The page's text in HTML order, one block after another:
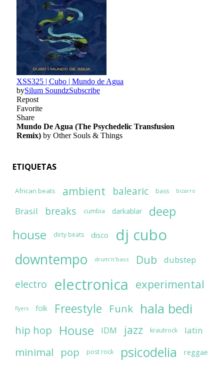
ETIQUETAS
African beats ambient balearic bass bizarro
Brasil breaks cumbia darkablar
deep
house
dirty beats disco dj cubo
downtempo drum'n'bass Dub dubstep
electro electronica experimental
flyers folk Freestyle Funk hala bedi
hip hop House IDM jazz krautrock latin
minimal pop post rock psicodelia reggae